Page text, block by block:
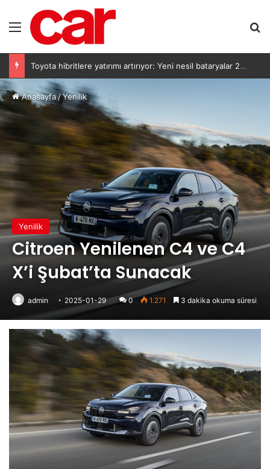
Menü
Toyota hibritlere yatırımı artırıyor: Yeni nesil bataryalar 2027’de geliyor
Anasayfa /Yenilik
Yenilik
Citroen Yenilenen C4 ve C4
X’i Şubat’ta Sunacak
admin 2025-01-29 0 1.271 3 dakika okuma süresi